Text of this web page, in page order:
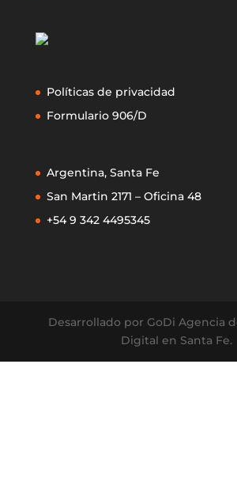
Políticas de privacidad
Formulario 906/D
Argentina, Santa Fe
San Martin 2171 – Oficina 48
+54 9 342 4495345
Desarrollado por GoDi Agencia
Digital en Santa Fe.